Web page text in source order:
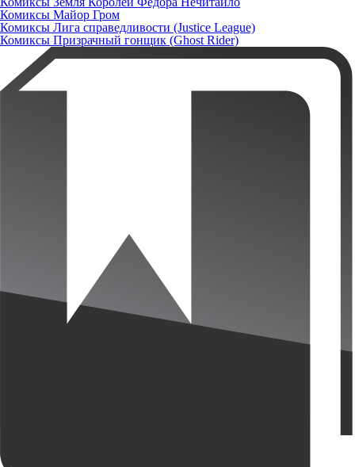
Комиксы Майор Гром
Комиксы Лига справедливости (Justice League)
Комиксы Призрачный гонщик (Ghost Rider)